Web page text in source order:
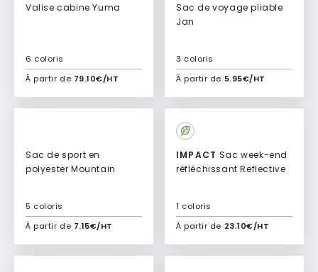
Valise cabine Yuma
À partir de 79.10€/HT
6 coloris
Ajouter à mon devis
Sac de voyage pliable
Jan
À partir de 5.95€/HT
3 coloris
Ajouter à mon devis
Sac de sport en
polyester Mountain
À partir de 7.15€/HT
5 coloris
Ajouter à mon devis
IMPACT
réfléchissant Reflective
À partir de 23.10€/HT
1 coloris
Ajouter à mon devis